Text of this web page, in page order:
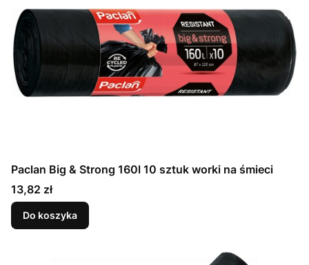
Paclan Big & Strong 160l 10 sztuk worki na śmieci
Cena
13,82 zł
Do koszyka